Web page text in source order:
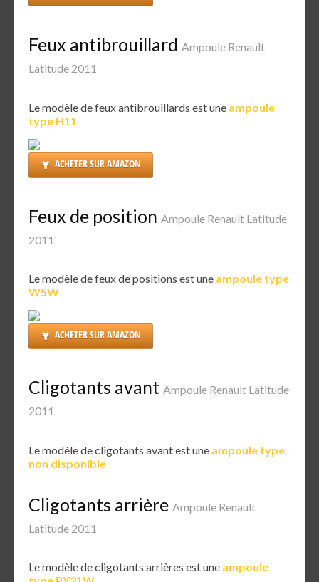
Feux antibrouillard Ampoule Renault
Latitude 2011
Le modèle de feux antibrouillards est une ampoule
type H11
ACHETER SUR AMAZON
Feux de position Ampoule Renault Latitude
2011
Le modèle de feux de positions est une ampoule type
W5W
ACHETER SUR AMAZON
Cligotants avant Ampoule Renault Latitude
2011
Le modèle de cligotants avant est une ampoule type
non disponible
Cligotants arrière Ampoule Renault
Latitude 2011
Le modèle de cligotants arrières est une ampoule